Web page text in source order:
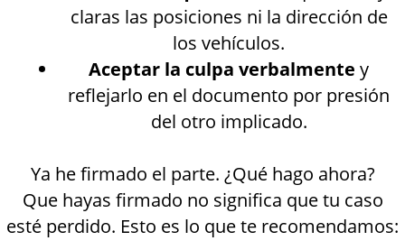
claras las posiciones ni la dirección de
los vehículos.
Aceptar la culpa verbalmente y
reflejarlo en el documento por presión
del otro implicado.
Ya he firmado el parte. ¿Qué hago ahora?
Que hayas firmado no significa que tu caso
esté perdido. Esto es lo que te recomendamos: